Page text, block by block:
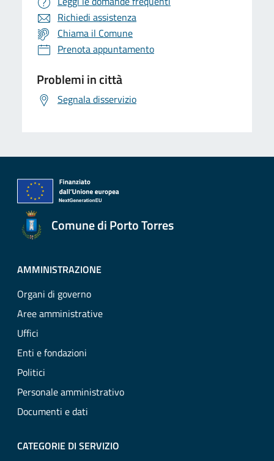
Richiedi assistenza
Chiama il Comune
Prenota appuntamento
Problemi in città
Segnala disservizio
Comune di Porto Torres
AMMINISTRAZIONE
Organi di governo
Aree amministrative
Uffici
Enti e fondazioni
Politici
Personale amministrativo
Documenti e dati
CATEGORIE DI SERVIZIO